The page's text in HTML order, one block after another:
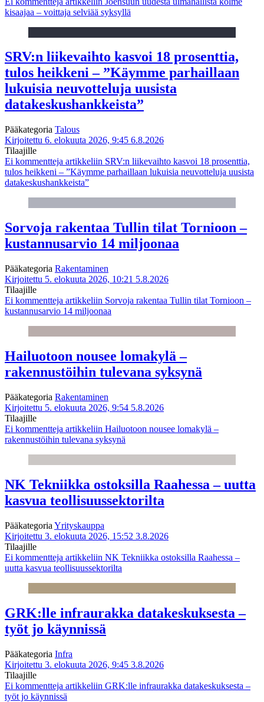
kisaajaa – voittaja selviää syksyllä
SRV:n liikevaihto kasvoi 18 prosenttia,
tulos heikkeni – ”Käymme parhaillaan
lukuisia neuvotteluja uusista
datakeskushankkeista”
Pääkategoria Talous
Kirjoitettu 6. elokuuta 2026, 9:45 6.8.2026
Tilaajille
Ei kommentteja artikkeliin SRV:n liikevaihto kasvoi 18 prosenttia,
tulos heikkeni – ”Käymme parhaillaan lukuisia neuvotteluja uusista
datakeskushankkeista”
Sorvoja rakentaa Tullin tilat Tornioon –
kustannusarvio 14 miljoonaa
Pääkategoria Rakentaminen
Kirjoitettu 5. elokuuta 2026, 10:21 5.8.2026
Tilaajille
Ei kommentteja artikkeliin Sorvoja rakentaa Tullin tilat Tornioon –
kustannusarvio 14 miljoonaa
Hailuotoon nousee lomakylä –
rakennustöihin tulevana syksynä
Pääkategoria Rakentaminen
Kirjoitettu 5. elokuuta 2026, 9:54 5.8.2026
Tilaajille
Ei kommentteja artikkeliin Hailuotoon nousee lomakylä –
rakennustöihin tulevana syksynä
NK Tekniikka ostoksilla Raahessa – uutta
kasvua teollisuussektorilta
Pääkategoria Yrityskauppa
Kirjoitettu 3. elokuuta 2026, 15:52 3.8.2026
Tilaajille
Ei kommentteja artikkeliin NK Tekniikka ostoksilla Raahessa –
uutta kasvua teollisuussektorilta
GRK:lle infraurakka datakeskuksesta –
työt jo käynnissä
Pääkategoria Infra
Kirjoitettu 3. elokuuta 2026, 9:45 3.8.2026
Tilaajille
Ei kommentteja artikkeliin GRK:lle infraurakka datakeskuksesta –
työt jo käynnissä